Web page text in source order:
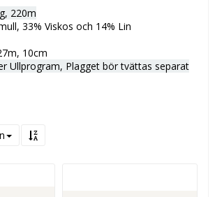
220m
33% Viskos och 14% Lin
10cm
Ullprogram, Plagget bör tvättas separat